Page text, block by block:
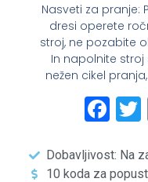
Nasveti za pranje:
dresi operete
stroj, ne pozabite
In napolnite
nežen cikel
Dobavljivost: Na
10 koda za